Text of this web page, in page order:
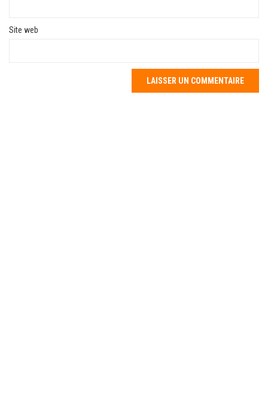
Site web